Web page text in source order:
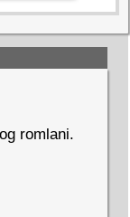
romlani.